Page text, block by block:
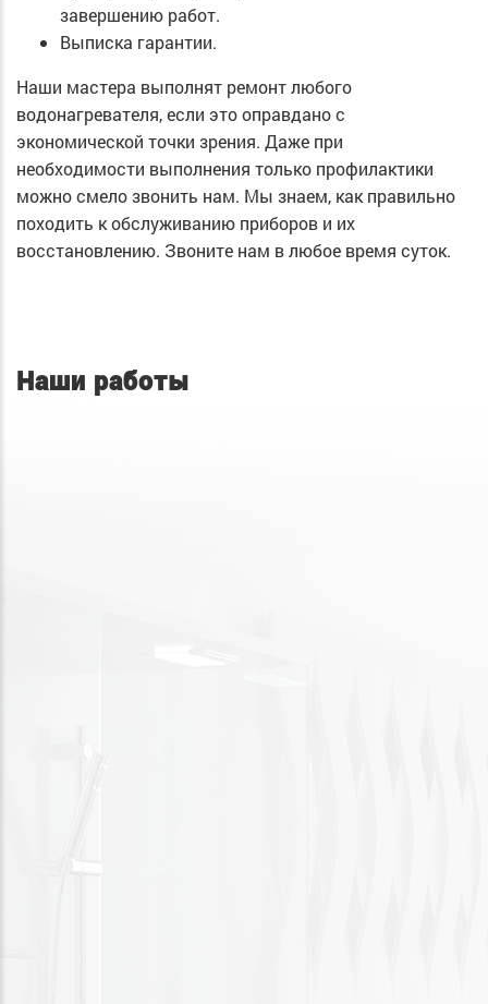
завершению работ.
Выписка гарантии.
Наши мастера выполнят ремонт любого
водонагревателя, если это оправдано с
экономической точки зрения. Даже при
необходимости выполнения только профилактики
можно смело звонить нам. Мы знаем, как правильно
походить к обслуживанию приборов и их
восстановлению. Звоните нам в любое время суток.
Наши работы